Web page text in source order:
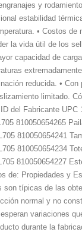
y
estabilidad
• Costos de
la vida útil de los
capacidad de
reducida. • Con
limitado.
del Fabricante UPC
810050654265
810050654241
810050654234
810050654227
de: Propiedades y
son típicas de las
normal y no
variaciones
durante la